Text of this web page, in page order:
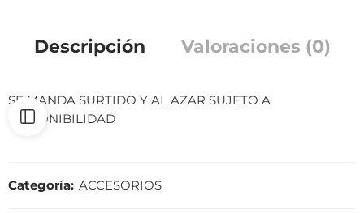
Descripción Valoraciones (0)
SE MANDA SURTIDO Y AL AZAR SUJETO A
DISPONIBILIDAD
Categoría: ACCESORIOS